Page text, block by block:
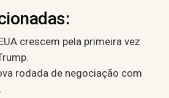
crescem pela primeira vez
rodada de negociação com